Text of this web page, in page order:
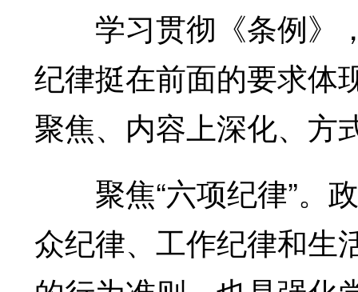
学习贯彻《条例》
纪律挺在前面的要求体
聚焦、内容上深化、方
聚焦“六项纪律”。政
众纪律、工作纪律和生